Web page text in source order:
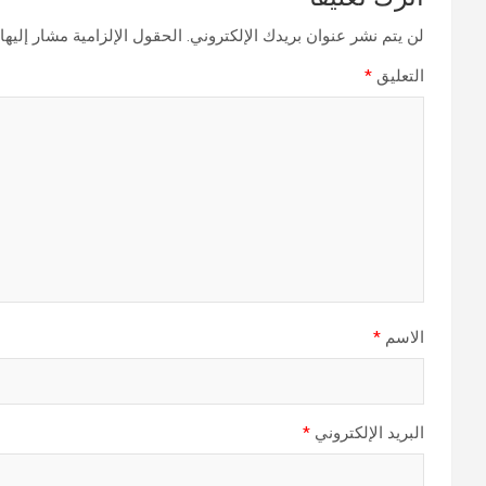
لن يتم نشر عنوان بريدك الإلكتروني. الحقول الإلزامية مشار
التعليق *
الاسم *
البريد الإلكتروني *